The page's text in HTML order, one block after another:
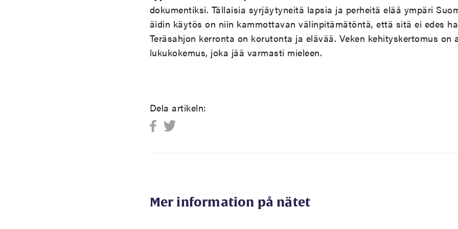
dokumentiksi. Tällaisia syrjäytyneitä lapsia ja perheitä elää ympäri
äidin käytös on niin kammottavan välinpitämätöntä, että sitä ei edes
Teräsahjon kerronta on korutonta ja elävää. Veken kehityskertomus on
lukukokemus, joka jää varmasti mieleen.
Dela artikeln:
Mer information på nätet